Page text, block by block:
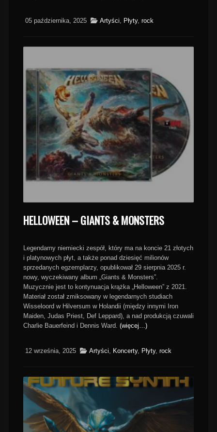
05 października, 2025 Artyści, Płyty, rock
HELLOWEEN – GIANTS & MONSTERS
Legendarny niemiecki zespół, który ma na koncie 21 złotych
i platynowych płyt, a także ponad dziesięć milionów
sprzedanych egzemplarzy, opublikował 29 sierpnia 2025 r.
nowy, wyczekiwany album „Giants & Monsters”.
Muzycznie jest to kontynuacja krążka „Helloween” z 2021.
Materiał został zmiksowany w legendarnych studiach
Wisseloord w Hilversum w Holandii (między innymi Iron
Maiden, Judas Priest, Def Leppard), a nad produkcją czuwali
Charlie Bauerfeind i Dennis Ward. (więcej…)
12 września, 2025 Artyści Koncerty, Płyty, rock